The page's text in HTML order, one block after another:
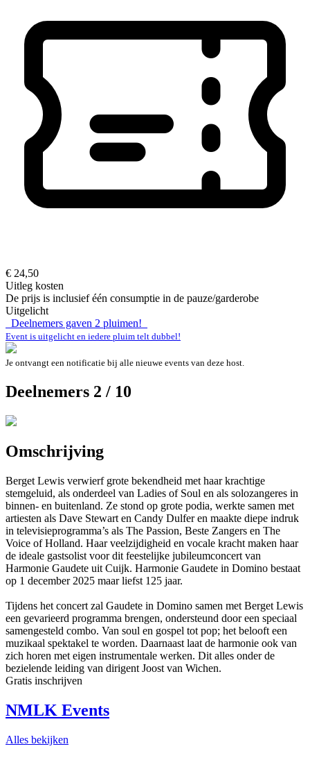
€ 24,50
Uitleg kosten
De prijs is inclusief één consumptie in de pauze/garderobe
Uitgelicht
Deelnemers gaven 2 pluimen!
Event is uitgelicht en iedere pluim telt dubbel!
Je ontvangt een notificatie bij alle nieuwe events van deze host.
Deelnemers 2 / 10
Omschrijving
Berget Lewis verwierf grote bekendheid met haar krachtige
stemgeluid, als onderdeel van Ladies of Soul en als solozangeres in
binnen- en buitenland. Ze stond op grote podia, werkte samen met
artiesten als Dave Stewart en Candy Dulfer en maakte diepe indruk
in televisieprogramma’s als The Passion, Beste Zangers en The
Voice of Holland. Haar veelzijdigheid en vocale kracht maken haar
de ideale gastsolist voor dit feestelijke jubileumconcert van
Harmonie Gaudete uit Cuijk. Harmonie Gaudete in Domino bestaat
op 1 december 2025 maar liefst 125 jaar.
Tijdens het concert zal Gaudete in Domino samen met Berget Lewis
een gevarieerd programma brengen, ondersteund door een speciaal
samengesteld combo. Van soul en gospel tot pop; het belooft een
muzikaal spektakel te worden. Daarnaast laat de harmonie ook van
zich horen met eigen instrumentale werken. Dit alles onder de
bezielende leiding van dirigent Joost van Wichen.
Gratis inschrijven
NMLK Events
Alles bekijken